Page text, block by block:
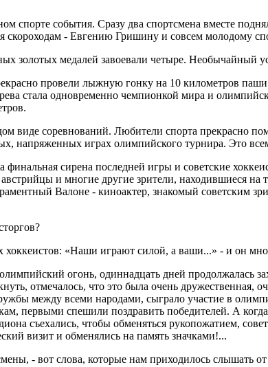
спорте события. Сразу два спортсмена вместе
- Евгению Гришину и совсем молодому
золотых медалей завоевали четыре. Необычайный
провели лыжную гонку на 10 километров
стала одновременно чемпионкой мира и
виде соревнований. Любители спорта прекрасно
напряженных играх олимпийского турнира. Это
сирена последней игры и советские
и многие другие зрители, находившиеся на
Валоне - киноактер, знакомый советским
«Наши играют силой, а ваши...» - и он
огонь, одиннадцать дней продолжалась
отмечалось, что это была очень дружественная,
между всеми народами, сыграло участие в
первыми спешили поздравить победителей. А
съехались, чтобы обменяться рукопожатием,
визит и обменялись на память значками!...
- вот слова, которые нам приходилось слышать